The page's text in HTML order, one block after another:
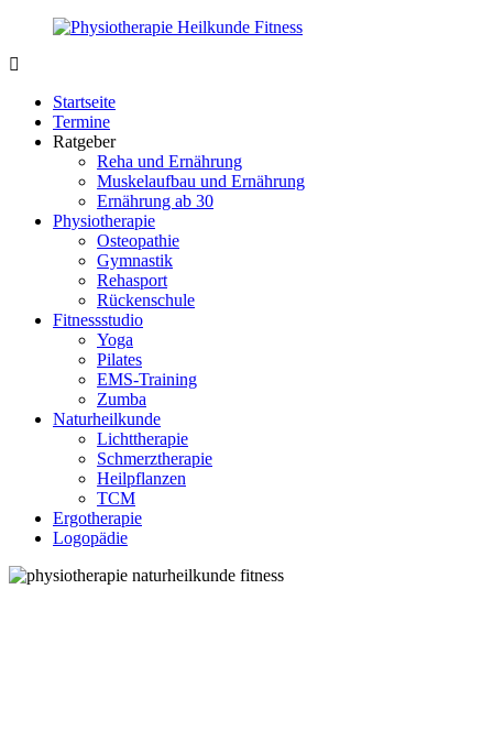
Zurück
Inhalt
Fit.de
Körper
Startseite
Termine
Ratgeber
Reha und Ernährung
Muskelaufbau und Ernährung
Ernährung ab 30
Physiotherapie
Osteopathie
Gymnastik
Rehasport
Rückenschule
Fitnessstudio
Yoga
Pilates
EMS-Training
Zumba
Naturheilkunde
Lichttherapie
Schmerztherapie
Heilpflanzen
TCM
Ergotherapie
Logopädie